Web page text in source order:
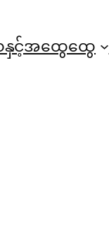
င့်အထွေထွေ